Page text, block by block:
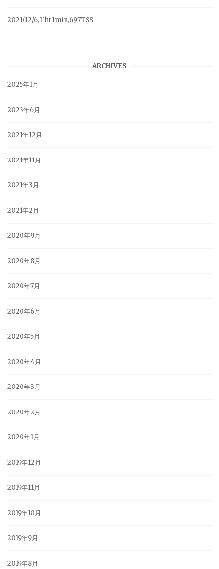
2021/12/6,11hr1min,697TSS
ARCHIVES
2025年1月
2023年6月
2021年12月
2021年11月
2021年3月
2021年2月
2020年9月
2020年8月
2020年7月
2020年6月
2020年5月
2020年4月
2020年3月
2020年2月
2020年1月
2019年12月
2019年11月
2019年10月
2019年9月
2019年8月